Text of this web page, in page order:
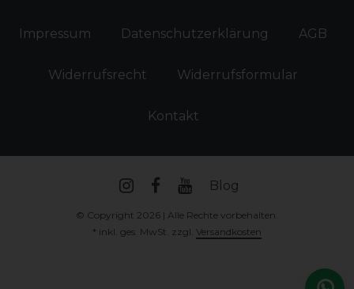
Impressum Daten­schutz­erklärung AGB
Widerrufs­recht Widerrufs­formular
Kontakt
Blog
© Copyright 2026 | Alle Rechte vorbehalten.
* inkl. ges. MwSt. zzgl. Versandkosten